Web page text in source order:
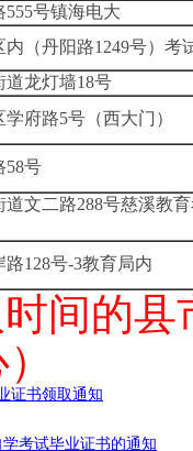
号镇海电大
内（丹阳路1249号）考
道龙灯墙18号
府路5号（西大门）
58号
道文二路288号慈溪教
128号-3教育局内
间的
证书领取通知
学考试毕业证书的通知